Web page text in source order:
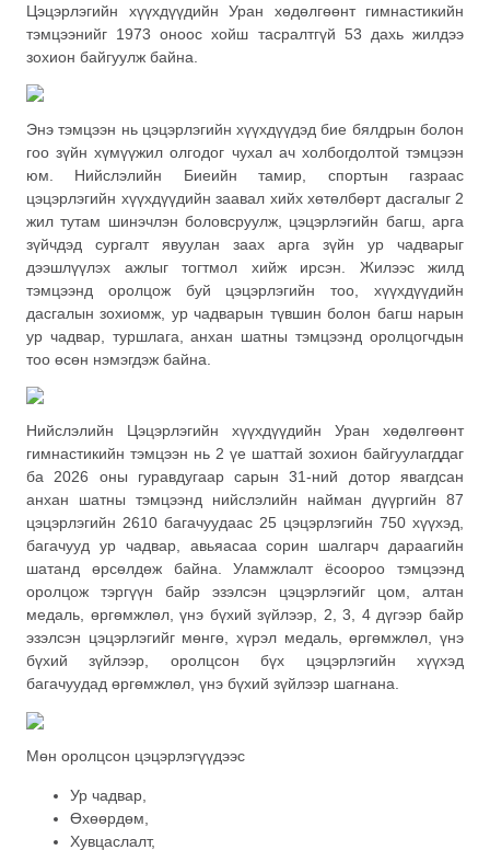
Цэцэрлэгийн хүүхдүүдийн Уран хөдөлгөөнт гимнастикийн
тэмцээнийг 1973 оноос хойш тасралтгүй 53 дахь жилдээ
зохион байгуулж байна.
Энэ тэмцээн нь цэцэрлэгийн хүүхдүүдэд бие бялдрын болон
гоо зүйн хүмүүжил олгодог чухал ач холбогдолтой тэмцээн
юм. Нийслэлийн Биеийн тамир, спортын газраас
цэцэрлэгийн хүүхдүүдийн заавал хийх хөтөлбөрт дасгалыг 2
жил тутам шинэчлэн боловсруулж, цэцэрлэгийн багш, арга
зүйчдэд сургалт явуулан заах арга зүйн ур чадварыг
дээшлүүлэх ажлыг тогтмол хийж ирсэн. Жилээс жилд
тэмцээнд оролцож буй цэцэрлэгийн тоо, хүүхдүүдийн
дасгалын зохиомж, ур чадварын түвшин болон багш нарын
ур чадвар, туршлага, анхан шатны тэмцээнд оролцогчдын
тоо өсөн нэмэгдэж байна.
Нийслэлийн Цэцэрлэгийн хүүхдүүдийн Уран хөдөлгөөнт
гимнастикийн тэмцээн нь 2 үе шаттай зохион байгуулагддаг
ба 2026 оны гуравдугаар сарын 31-ний дотор явагдсан
анхан шатны тэмцээнд нийслэлийн найман дүүргийн 87
цэцэрлэгийн 2610 багачуудаас 25 цэцэрлэгийн 750 хүүхэд,
багачууд ур чадвар, авьяасаасорин шалгарч дараагийн
шатанд өрсөлдөж байна. Уламжлалт ёсоороо тэмцээнд
оролцож тэргүүн байр эзэлсэн цэцэрлэгийг цом, алтан
медаль, өргөмжлөл, үнэ бүхий зүйлээр, 2, 3, 4 дүгээр байр
эзэлсэн цэцэрлэгийг мөнгө, хүрэл медаль, өргөмжлөл, үнэ
бүхий зүйлээр, оролцсон бүх цэцэрлэгийн хүүхэд
багачуудад өргөмжлөл, үнэ бүхий зүйлээр шагнана.
Мөн оролцсон цэцэрлэгүүдээс
Ур чадвар,
Өхөөрдөм,
Хувцаслалт,